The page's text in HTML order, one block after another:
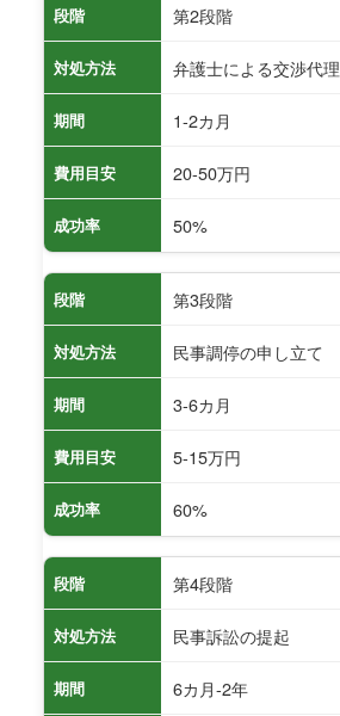
段階 第2段階
対処方法 弁護士による交渉代理
期間 1-2カ月
費用目安 20-50万円
成功率 50%
段階 第3段階
対処方法 民事調停の申し立て
期間 3-6カ月
費用目安 5-15万円
成功率 60%
段階 第4段階
対処方法 民事訴訟の提起
期間 6カ月-2年